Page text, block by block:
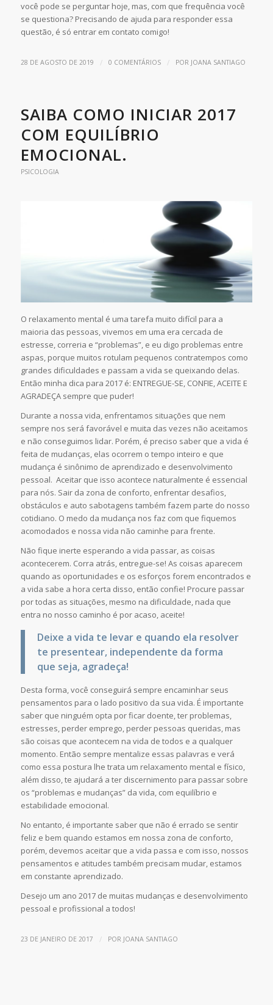
você pode se perguntar hoje, mas, com que frequência você
se questiona? Precisando de ajuda para responder essa
questão, é só entrar em contato comigo!
28 DE AGOSTO DE 2019 / 0 COMENTÁRIOS / POR JOANA SANTIAGO
SAIBA COMO INICIAR 2017
COM EQUILÍBRIO
EMOCIONAL.
PSICOLOGIA
O relaxamento mental é uma tarefa muito difícil para a
maioria das pessoas, vivemos em uma era cercada de
estresse, correria e “problemas”, e eu digo problemas entre
aspas, porque muitos rotulam pequenos contratempos como
grandes dificuldades e passam a vida se queixando delas.
Então minha dica para 2017 é: ENTREGUE-SE, CONFIE, ACEITE E
AGRADEÇA sempre que puder!
Durante a nossa vida, enfrentamos situações que nem
sempre nos será favorável e muita das vezes não aceitamos
e não conseguimos lidar. Porém, é preciso saber que a vida é
feita de mudanças, elas ocorrem o tempo inteiro e que
mudança é sinônimo de aprendizado e desenvolvimento
pessoal. Aceitar que isso acontece naturalmente é essencial
para nós. Sair da zona de conforto, enfrentar desafios,
obstáculos e auto sabotagens também fazem parte do nosso
cotidiano. O medo da mudança nos faz com que fiquemos
acomodados e nossa vida não caminhe para frente.
Não fique inerte esperando a vida passar, as coisas
acontecerem. Corra atrás, entregue-se! As coisas aparecem
quando as oportunidades e os esforços forem encontrados e
a vida sabe a hora certa disso, então confie! Procure passar
por todas as situações, mesmo na dificuldade, nada que
entra no nosso caminho é por acaso, aceite!
Deixe a vida te levar e quando ela resolver
te presentear, independente da forma
que seja, agradeça!
Desta forma, você conseguirá sempre encaminhar seus
pensamentos para o lado positivo da sua vida. É importante
saber que ninguém opta por ficar doente, ter problemas,
estresses, perder emprego, perder pessoas queridas, mas
são coisas que acontecem na vida de todos e a qualquer
momento. Então sempre mentalize essas palavras e verá
como essa postura lhe trata um relaxamento mental e físico,
além disso, te ajudará a ter discernimento para passar sobre
os “problemas e mudanças” da vida, com equilíbrio e
estabilidade emocional.
No entanto, é importante saber que não é errado se sentir
feliz e bem quando estamos em nossa zona de conforto,
porém, devemos aceitar que a vida passa e com isso, nossos
pensamentos e atitudes também precisam mudar, estamos
em constante aprendizado.
Desejo um ano 2017 de muitas mudanças e desenvolvimento
pessoal e profissional a todos!
23 DE JANEIRO DE 2017 / POR JOANA SANTIAGO